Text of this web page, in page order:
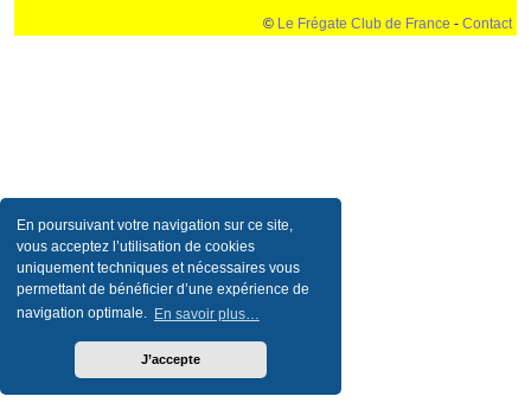
En poursuivant votre navigation sur ce site,
vous acceptez l’utilisation de cookies
uniquement techniques et nécessaires vous
permettant de bénéficier d’une expérience de
navigation optimale. En savoir plus…
J’accepte
© Le Frégate Club de France - Contact